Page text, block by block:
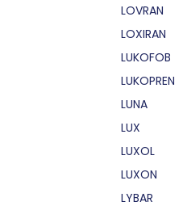
LOVRAN
LOXIRAN
LUKOFOB
LUKOPREN
LUNA
LUX
LUXOL
LUXON
LYBAR